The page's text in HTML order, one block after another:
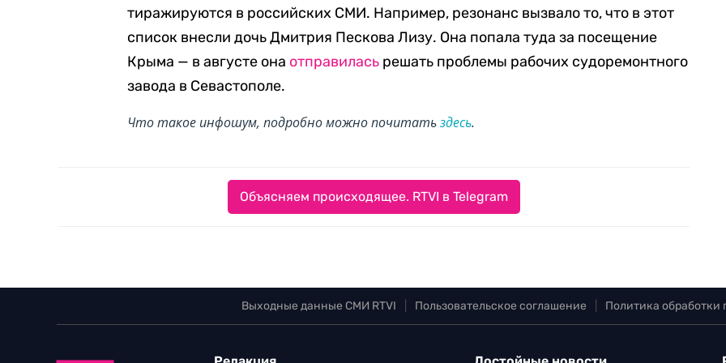
тиражируются в российских СМИ. Например, резонанс вызвало то, что в этот
список внесли дочь Дмитрия Пескова Лизу. Она попала туда за посещение
Крыма — в августе она отправилась решать проблемы рабочих судоремонтного
завода в Севастополе.
Что такое инфошум, подробно можно почитатьздесь.
Объясняем происходящее. RTVI в Telegram
Выходные данные СМИ RTVI Пользовательское соглашение Политика